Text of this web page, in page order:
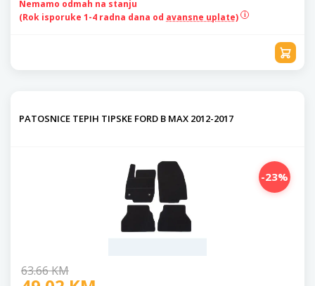
Nemamo odmah na stanju
(Rok isporuke 1-4 radna dana od avansne uplate)
PATOSNICE TEPIH TIPSKE FORD B MAX 2012-2017
-23%
63.66 KM